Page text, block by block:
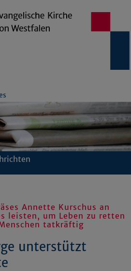
Annette Kurschus an
leisten, um Leben zu retten
tatkräftig
unterstützt